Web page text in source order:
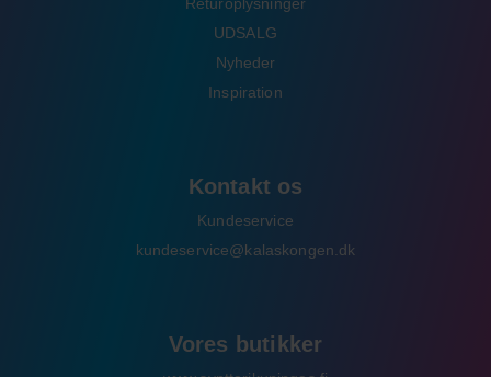
UDSALG
Nyheder
Inspiration
Kontakt os
Kundeservice
kundeservice@kalaskongen.dk
Vores butikker